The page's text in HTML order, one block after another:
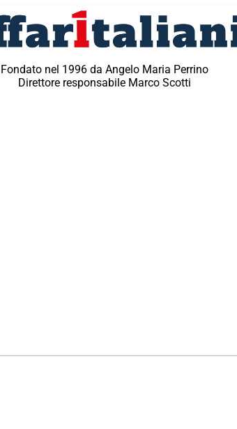
Fondato nel 1996 da Angelo Maria Perrino
Direttore responsabile Marco Scotti